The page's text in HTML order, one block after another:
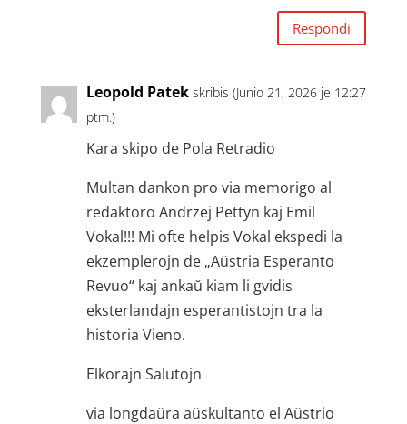
Respondi
Leopold Patek skribis (Junio 21, 2026 je 12:27
ptm.)
Kara skipo de Pola Retradio
Multan dankon pro via memorigo al
redaktoro Andrzej Pettyn kaj Emil
Vokal!!! Mi ofte helpis Vokal ekspedi la
ekzemplerojn de „Aŭstria Esperanto
Revuo“ kaj ankaŭ kiam li gvidis
eksterlandajn esperantistojn tra la
historia Vieno.
Elkorajn Salutojn
via longdaŭra aŭskultanto el Aŭstrio